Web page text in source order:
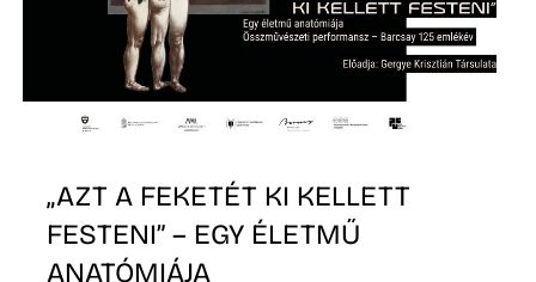
„AZT A FEKETÉT KI KELLETT
FESTENI” – EGY ÉLETMŰ
ANATÓMIÁJA